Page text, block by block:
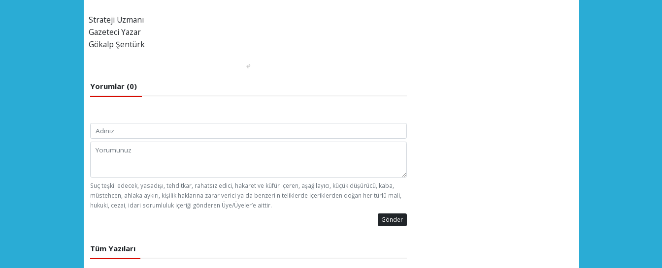
Strateji Uzmanı
Gazeteci Yazar
Gökalp Şentürk
#
Yorumlar (0)
Suç teşkil edecek, yasadışı, tehditkar, rahatsız edici, hakaret ve küfür içeren, aşağılayıcı, küçük düşürücü, kaba,
müstehcen, ahlaka aykırı, kişilik haklarına zarar verici ya da benzeri niteliklerde içeriklerden doğan her türlü mali,
hukuki, cezai, idari sorumluluk içeriği gönderen Üye/Üyeler’e aittir.
Gönder
Tüm Yazıları